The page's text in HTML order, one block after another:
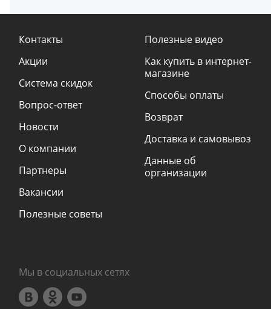
Контакты
Акции
Система скидок
Вопрос-ответ
Новости
О компании
Партнеры
Вакансии
Полезные советы
Полезные видео
Как купить в интернет-
магазине
Способы оплаты
Возврат
Доставка и самовывоз
Данные об
организации
Мы в социальных сетях